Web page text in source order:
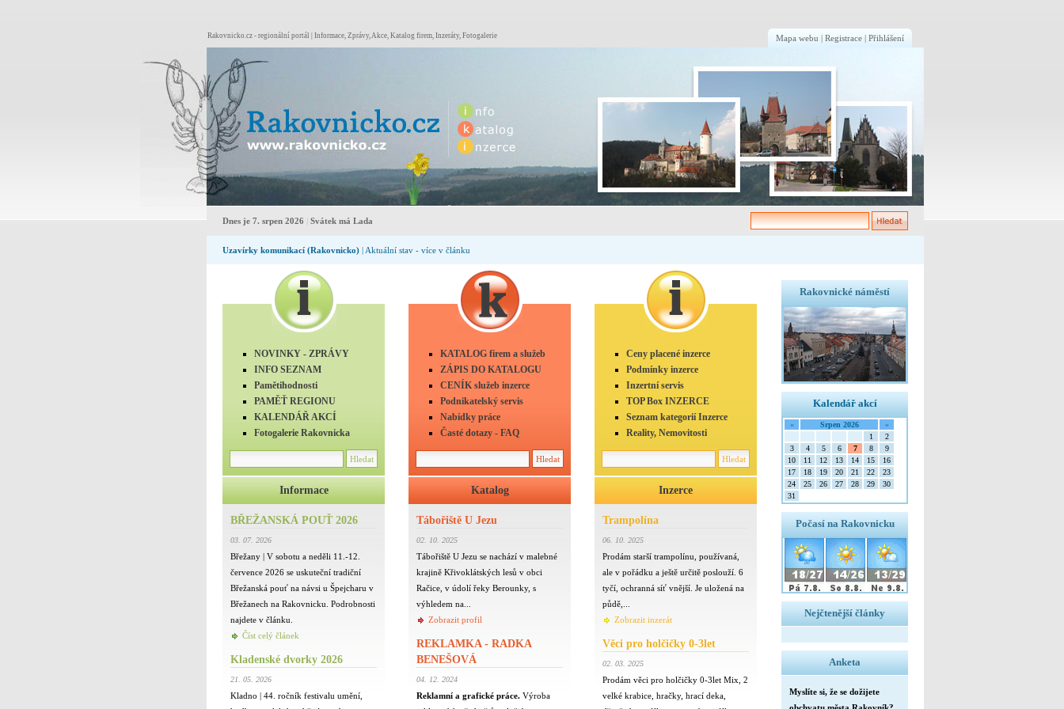
Mapa webu | Registrace | Přihlášení
Rakovnicko.cz - regionální portál | Informace, Zprávy, Akce, Katalog firem, Inzeráty, Fotogalerie
Dnes je 7. srpen 2026 Svátek má Lada
Uzavírky komunikací (Rakovnicko) | Aktuální stav - více v článku
NOVINKY - ZPRÁVY
INFO SEZNAM
Pamětihodnosti
PAMĚŤ REGIONU
KALENDÁŘ AKCÍ
Fotogalerie Rakovnicka
Informace
BŘEŽANSKÁ POUŤ 2026
03. 07. 2026
Břežany | V sobotu a neděli 11.-12.
července 2026 se uskuteční tradiční
Břežanská pouť na návsi u Špejcharu v
Břežanech na Rakovnicku. Podrobnosti
najdete v článku.
Číst celý článek
Kladenské dvorky 2026
21. 05. 2026
Kladno | 44. ročník festivalu umění,
KATALOG firem a služeb
ZÁPIS DO KATALOGU
CENÍK služeb inzerce
Podnikatelský servis
Nabídky práce
Časté dotazy - FAQ
Katalog
Tábořiště U Jezu
02. 10. 2025
Tábořiště U Jezu se nachází v malebné
krajině Křivoklátských lesů v obci
Račice, v údolí řeky Berounky, s
výhledem na...
Zobrazit profil
REKLAMKA - RADKA
BENEŠOVÁ
04. 12. 2024
Reklamní a grafické práce. Výroba
Ceny placené inzerce
Podmínky inzerce
Inzertní servis
TOP Box INZERCE
Seznam kategorií Inzerce
Reality, Nemovitosti
Inzerce
Trampolína
06. 10. 2025
Prodám starší trampolínu, používaná,
ale v pořádku a ještě určitě poslouží. 6
tyčí, ochranná síť vnější. Je uložená na
půdě,...
Zobrazit inzerát
Věci pro holčičky 0-3let
02. 03. 2025
Prodám věci pro holčičky 0-3let Mix, 2
velké krabice, hračky, hrací deka,
Rakovnické náměstí
Kalendář akcí
« Srpen 2026
»
1
2
3
4 5 6 7 8
9
10
11 12 13 14 15
16
17
18 19 20 21 22
23
24
25 26 27 28 29
30
31
Počasí na Rakovnicku
Nejčtenější články
Anketa
Myslíte si, že se dožijete